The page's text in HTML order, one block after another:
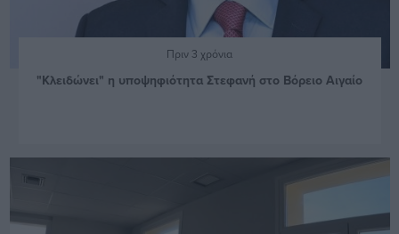
Πριν 3 χρόνια
"Κλειδώνει" η υποψηφιότητα Στεφανή στο Βόρειο Αιγαίο